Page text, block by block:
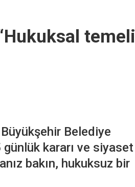
temeli
Belediye
günlük kararı ve siyaset
bakın, hukuksuz bir